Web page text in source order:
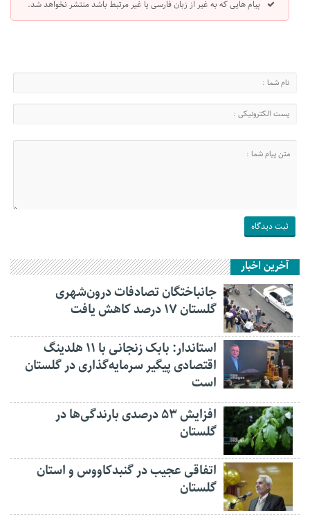
پیام هایی که به غیر از زبان فارسی یا غیر مرتبط باشد منتشر نخواهد شد.
آخرین اخبار
جانباختگان تصادفات درون‌شهری
گلستان ۱۷ درصد کاهش یافت
استاندار: بابک زنجانی با ۱۱ هلدینگ
اقتصادی پیگیر سرمایه‌گذاری در گلستان
است
افزایش ۵۳ درصدی بارندگی‌ها در
گلستان
اتفاقی عجیب در‌ گنبدکاووس و استان
گلستان